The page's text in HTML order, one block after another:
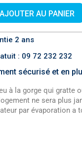
AJOUTER AU PANIER
2 ans
: 09 72 232 232
sécurisé et en
à la gorge qui gratte
ne sera plus
par évaporation a